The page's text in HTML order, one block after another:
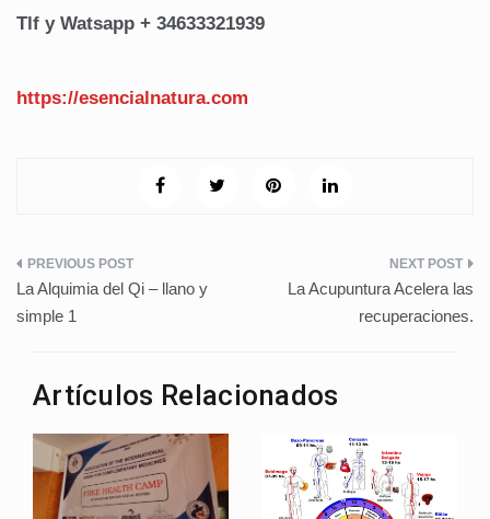
Tlf y Watsapp + 34633321939
https://esencialnatura.com
Navegación
de
La Alquimia del Qi – llano y
simple 1
La Acupuntura Acelera las
recuperaciones.
Artículos Relacionados